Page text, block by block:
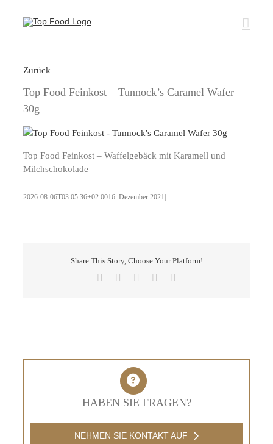
Inhalt
Zurück
Top Food Feinkost – Tunnock’s Caramel Wafer
30g
Top Food Feinkost – Waffelgebäck mit Karamell und
Milchschokolade
2026-08-06T03:05:36+02:0016. Dezember 2021
Share This Story, Choose Your Platform!
Facebook LinkedInPinterest
HABEN SIE FRAGEN?
NEHMEN SIE KONTAKT AUF